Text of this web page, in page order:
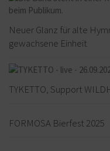
Neuer Glanz für alte
gewachsene Einheit
TYKETTO, Support
FORMOSA Bierfest 2025